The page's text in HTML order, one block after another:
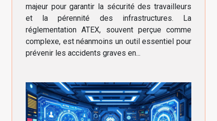
majeur pour garantir la sécurité des travailleurs
et la pérennité des infrastructures. La
réglementation ATEX, souvent perçue comme
complexe, est néanmoins un outil essentiel pour
prévenir les accidents graves en...